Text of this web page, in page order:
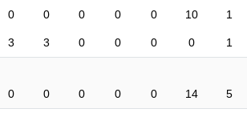
0 0 0 0 0 10 1
3 3 0 0 0 0 1
0 0 0 0 0 14 5